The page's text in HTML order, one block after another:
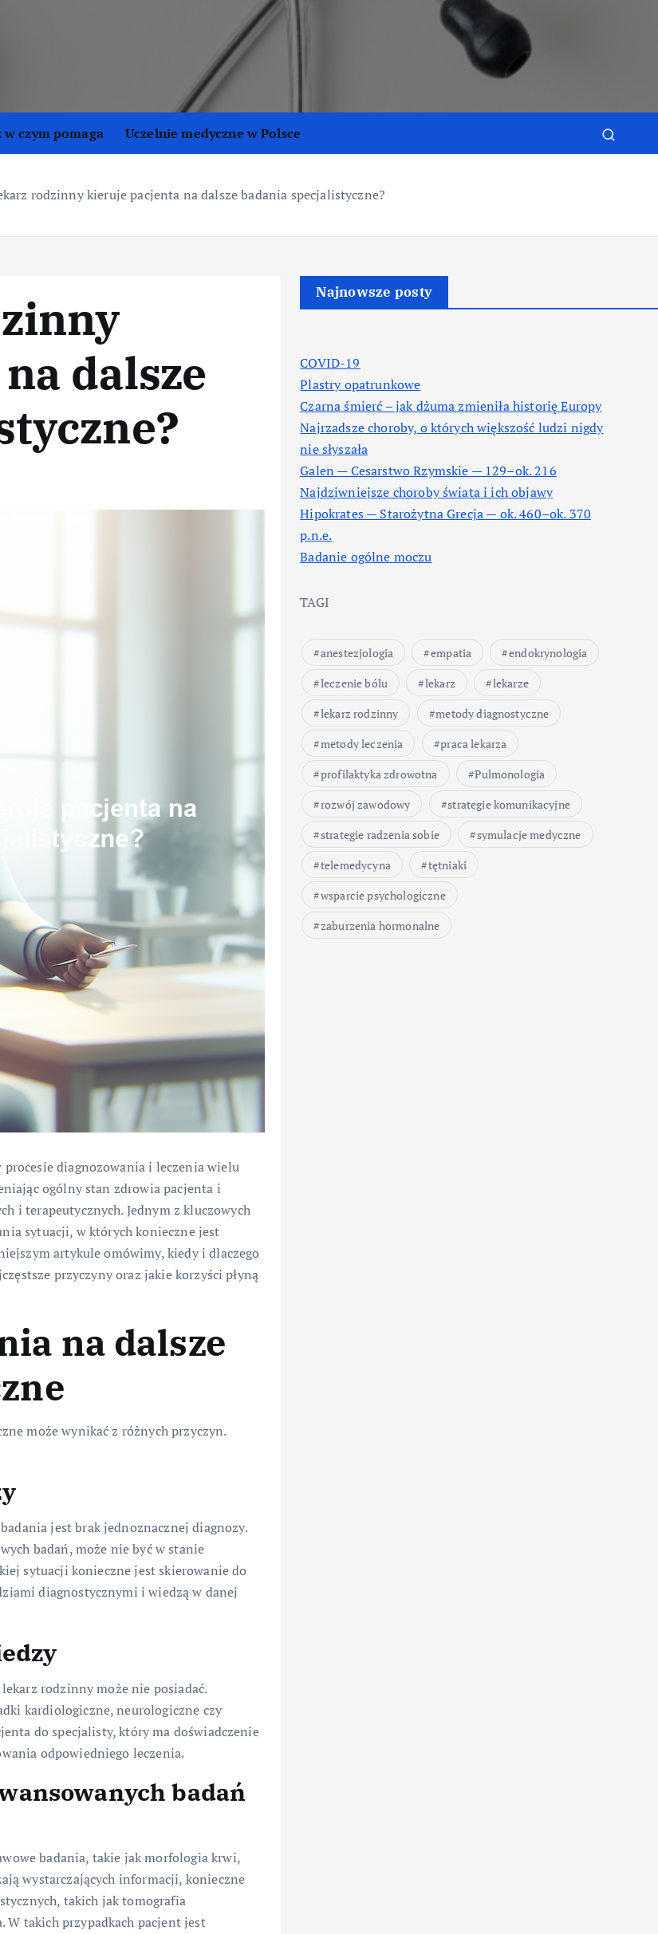
w czym pomaga Uczelnie medyczne w Polsce
rodzinny kieruje pacjenta na dalsze badania specjalistyczne?
dalsze
diagnozowania i leczenia wielu
ogólny stan zdrowia pacjenta i
i terapeutycznych. Jednym z kluczowych
sytuacji, w których konieczne jest
artykule omówimy, kiedy i dlaczego
przyczyny oraz jakie korzyści płyną
na dalsze
może wynikać z różnych przyczyn.
jest brak jednoznacznej diagnozy.
badań, może nie być w stanie
sytuacji konieczne jest skierowanie do
diagnostycznymi i wiedzą w danej
rodzinny może nie posiadać.
kardiologiczne, neurologiczne czy
do specjalisty, który ma doświadczenie
odpowiedniego leczenia.
badań
badania, takie jak morfologia krwi,
wystarczających informacji, konieczne
takich jak tomografia
W takich przypadkach pacjent jest
Najnowsze posty
COVID-19
Plastry opatrunkowe
Czarna śmierć – jak dżuma zmieniła historię Europy
Najrzadsze choroby, o których większość ludzi nigdy
nie słyszała
Galen — Cesarstwo Rzymskie — 129–ok. 216
Najdziwniejsze choroby świata i ich objawy
Hipokrates — Starożytna Grecja — ok. 460–ok. 370
p.n.e.
Badanie ogólne moczu
TAGI
anestezjologia empatia
endokrynologia
leczenie bólu
lekarz
lekarze
lekarz rodzinny
metody diagnostyczne
metody leczenia
praca lekarza
profilaktyka zdrowotna
Pulmonologia
rozwój zawodowy
strategie komunikacyjne
strategie radzenia sobie
symulacje medyczne
telemedycyna
tętniaki
wsparcie psychologiczne
zaburzenia hormonalne